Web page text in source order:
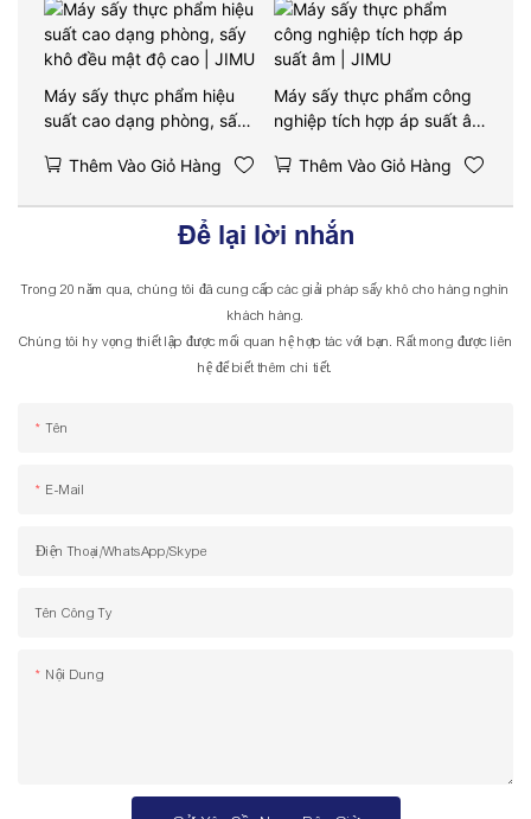
Máy sấy thực phẩm hiệu
suất cao dạng phòng, sấy
Thêm Vào Giỏ Hàng
Máy sấy thực phẩm công
nghiệp tích hợp áp suất âm
Thêm Vào Giỏ Hàng
Để lại lời nhắn
Trong 20 năm qua, chúng tôi đã cung cấp các giải pháp sấy khô cho hàng nghìn
khách hàng.
Chúng tôi hy vọng thiết lập được mối quan hệ hợp tác với bạn. Rất mong được liên
hệ để biết thêm chi tiết.
Tên
E-Mail
Điện Thoại/WhatsApp/Skype
Tên Công Ty
Nội Dung